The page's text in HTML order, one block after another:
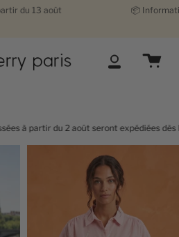
📦Information livraison : les
Compte
expédiées dès le 13 août. Merci pour